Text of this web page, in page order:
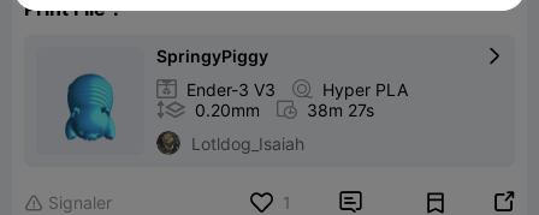
Print File：
SpringyPiggy 
 Ender-3 V3  Hyper PLA
 0.20mm  38m 27s
Lotldog_Isaiah
 Signaler 1  